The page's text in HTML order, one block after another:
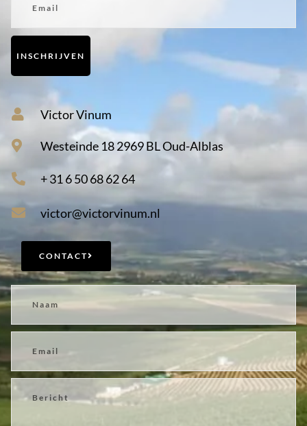
INSCHRIJVEN
Victor Vinum
Westeinde 18 2969 BL Oud-Alblas
+ 31 6 50 68 62 64
victor@victorvinum.nl
CONTACT